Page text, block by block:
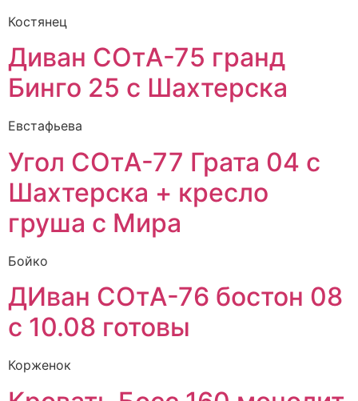
Костянец
Диван СОтА-75 гранд
Бинго 25 с Шахтерска
Евстафьева
Угол СОтА-77 Грата 04 с
Шахтерска + кресло
груша с Мира
Бойко
ДИван СОтА-76 бостон 08
с 10.08 готовы
Корженок